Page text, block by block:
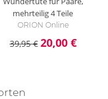
mehrteilig4 Teile
ORION Online
39,95 € 20,00 €